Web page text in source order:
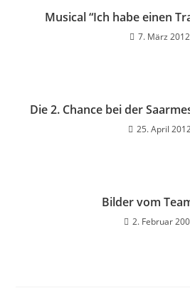
Musical “Ich habe einen
7. März 2012
Die 2. Chance bei der
25. April
Bilder vom
2. Februar